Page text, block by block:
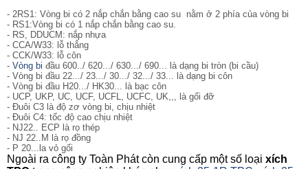
- 2RS1: Vòng bi có 2 nắp chắn bằng cao su nằm ở 2 phía của vòng bi
- RS1:Vòng bi có 1 nắp chắn bằng cao su.
- RS, DDUCM: nắp nhựa
- CCA/W33: lỗ thẳng
- CCK/W33: lỗ côn
- Vòng bi đầu 600../ 620.../ 630.../ 690... là dạng bi tròn (bi cầu)
- Vòng bi đầu 22.../ 23.../ 30.../ 32.../ 33... là dạng bi côn
- Vòng bi đầu H20.../ HK30... là bạc côn
- UCP, UKP, UC, UCF, UCFL, UCFC, UK,,, là gối đỡ
- Đuôi C3 là độ zơ vòng bi, chịu nhiệt
- Đuôi C4: tốc độ cao chịu nhiệt
- NJ22.. ECP là rọ thép
- NJ 22..M là rọ đồng
- P 20...la vỏ gối
Ngoài ra công ty Toàn Phát còn cung cấp một số loại xích